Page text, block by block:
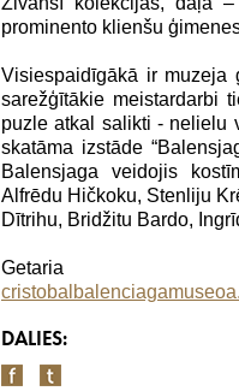
prominento klienšu
Visiespaidīgākā ir muzeja
sarežģītākie meistardarbi
puzle atkal salikti - nelielu
skatāma izstāde
Balensjaga veidojis
Alfrēdu Hičkoku, Stenliju
Dītrihu, Bridžitu Bardo,
Getaria
DALIES: